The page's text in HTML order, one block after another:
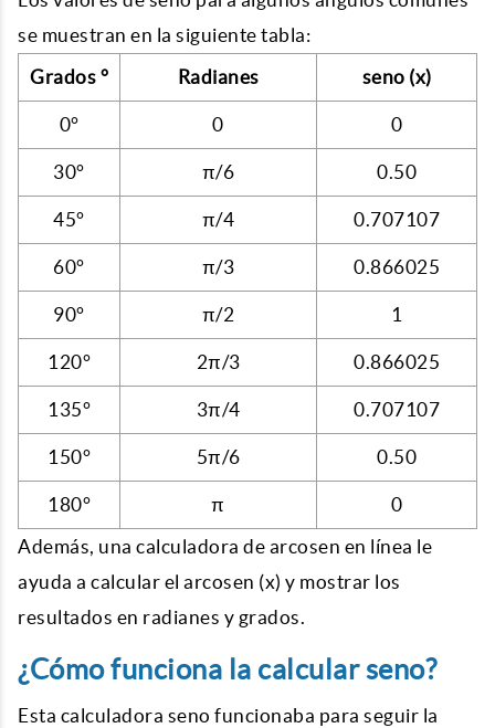
se muestran en la siguiente tabla:
Grados °
Radianes seno (x)
0° 0 0
30° π/6 0.50
45° π/4 0.707107
60° π/3 0.866025
90° π/2 1
120° 2π/3 0.866025
135° 3π/4 0.707107
150° 5π/6 0.50
180° π
0
Además, una calculadora de arcosen en línea le
ayuda a calcular el arcosen (x) y mostrar los
resultados en radianes y grados.
¿Cómo funciona la calcular seno?
Esta calculadora seno funcionaba para seguir la